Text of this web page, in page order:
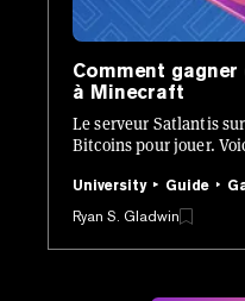
Comment
à Minecraft
Le serveur Satlantis
Bitcoins pour jouer.
University Guide
Ryan S. Gladwin